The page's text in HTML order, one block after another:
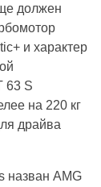
должен
и характер
63 S
на 220 кг
драйва
назван AMG